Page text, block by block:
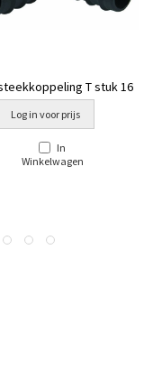
T stuk 16
Log in voor prijs
In
Winkelwagen